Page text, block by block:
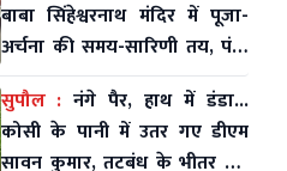
बाबा सिंहेश्वरनाथ मंदिर में पूजा-
अर्चना की समय-सारिणी तय, पंडा
समाज की समस्याओं पर भी हुई
चर्चा
सुपौल : नंगे पैर, हाथ में डंडा...
कोसी के पानी में उतर गए डीएम
सावन कुमार, तटबंध के भीतर बसे